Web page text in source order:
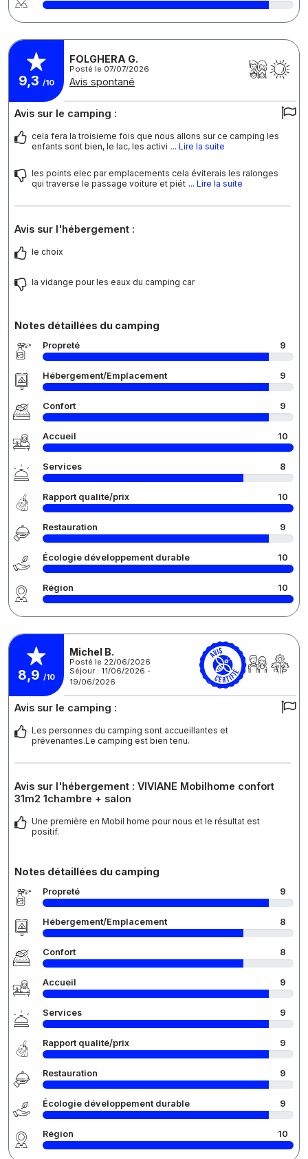
9,3 /10
FOLGHERA G.
Posté le 07/07/2026
Avis spontané
Avis sur le camping :
cela fera la troisieme fois que nous allons sur ce camping les
enfants sont bien, le lac, les activi ... Lire la suite
les points elec par emplacements cela éviterais les ralonges
qui traverse le passage voiture et piét ... Lire la suite
Avis sur l'hébergement :
le choix
la vidange pour les eaux du camping car
Notes détaillées du camping
Propreté 9
Hébergement/Emplacement 9
Confort 9
Accueil 10
Services 8
Rapport qualité/prix 10
Restauration 9
Écologie développement durable 10
Région 10
8,9 /10
Michel B.
Posté le 22/06/2026
Séjour : 11/06/2026 -
19/06/2026
Avis sur le camping :
Les personnes du camping sont accueillantes et
prévenantes.Le camping est bien tenu.
Avis sur l'hébergement : VIVIANE Mobilhome confort
31m2 1chambre + salon
Une première en Mobil home pour nous et le résultat est
positif.
Notes détaillées du camping
Propreté 9
Hébergement/Emplacement 8
Confort 8
Accueil 9
Services 9
Rapport qualité/prix 9
Restauration 9
Écologie développement durable 9
Région 10